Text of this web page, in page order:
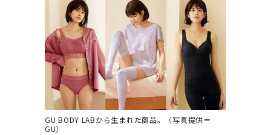
GU BODY LABから生まれた商品。（写真提供＝
GU）